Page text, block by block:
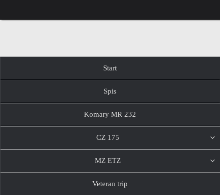
do
treści
Start
Spis
Komary MR 232
CZ 175
MZ ETZ
Veteran trip